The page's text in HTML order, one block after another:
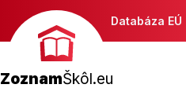
Databáza EÚ
ZoznamŠkôl.eu